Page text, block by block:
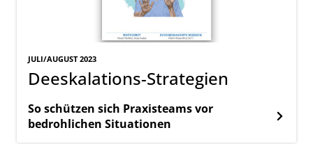
JULI/AUGUST 2023
Deeskalations-Strategien
So schützen sich Praxisteams vor
bedrohlichen Situationen